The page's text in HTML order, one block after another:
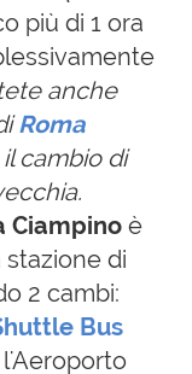
più di 1 ora
anche
Roma
cambio di
Ciampino è
di
2 cambi:
Bus